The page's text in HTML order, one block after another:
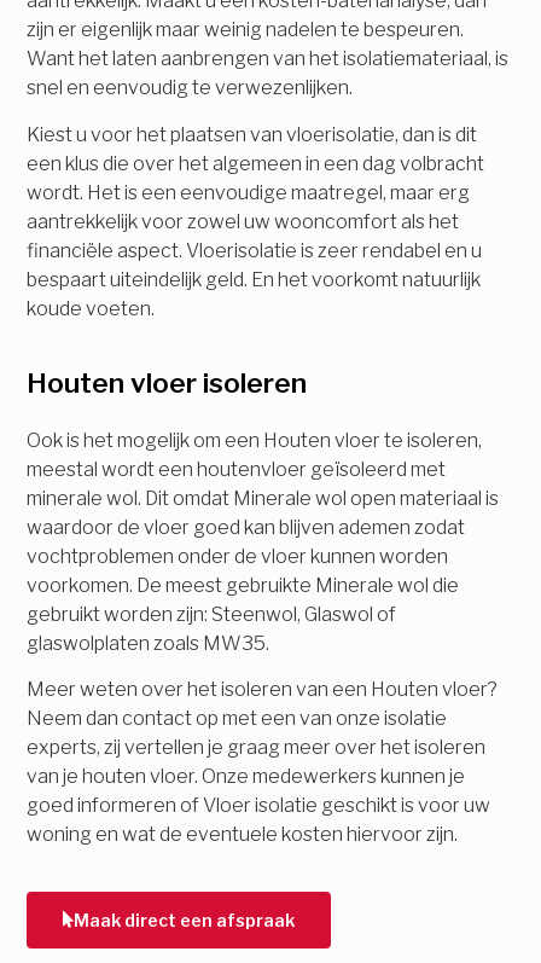
zijn er eigenlijk maar weinig nadelen te bespeuren.
Want het laten aanbrengen van het isolatiemateriaal, is
snel en eenvoudig te verwezenlijken.
Kiest u voor het plaatsen van vloerisolatie, dan is dit
een klus die over het algemeen in een dag volbracht
wordt. Het is een eenvoudige maatregel, maar erg
aantrekkelijk voor zowel uw wooncomfort als het
financiële aspect. Vloerisolatie is zeer rendabel en u
bespaart uiteindelijk geld. En het voorkomt natuurlijk
koude voeten.
Houten vloer isoleren
Ook is het mogelijk om een Houten vloer te isoleren,
meestal wordt een houtenvloer geïsoleerd met
minerale wol. Dit omdat Minerale wol open materiaal is
waardoor de vloer goed kan blijven ademen zodat
vochtproblemen onder de vloer kunnen worden
voorkomen. De meest gebruikte Minerale wol die
gebruikt worden zijn: Steenwol, Glaswol of
glaswolplaten zoals MW35.
Meer weten over het isoleren van een Houten vloer?
Neem dan contact op met een van onze isolatie
experts, zij vertellen je graag meer over het isoleren
van je houten vloer. Onze medewerkers kunnen je
goed informeren of Vloer isolatie geschikt is voor uw
woning en wat de eventuele kosten hiervoor zijn.
Maak direct een afspraak